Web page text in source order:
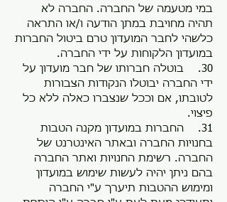
במי מטעמה של החברה. החברה לא
תהיה מחויבת במתן הודעה ו/או התראה
כלשהי לחבר המועדון טרם ביטול החברות
במועדון הלקוחות על ידי החברה.
30. בוטלה חברותו של חבר מועדון על
ידי החברה יבוטלו הנקודות הצבורות
לטובתו, אם וככל שנצברו כאלה ללא כל
פיצוי.
31. החברות במועדון מקנה הטבות
בחנויות החברה ובאתר האינטרנט של
החברה. רשימת החנויות ואתר החברה
בהם ניתן יהיה לעשות שימוש במועדון
ומימוש ההטבות תיערך ע"י החברה